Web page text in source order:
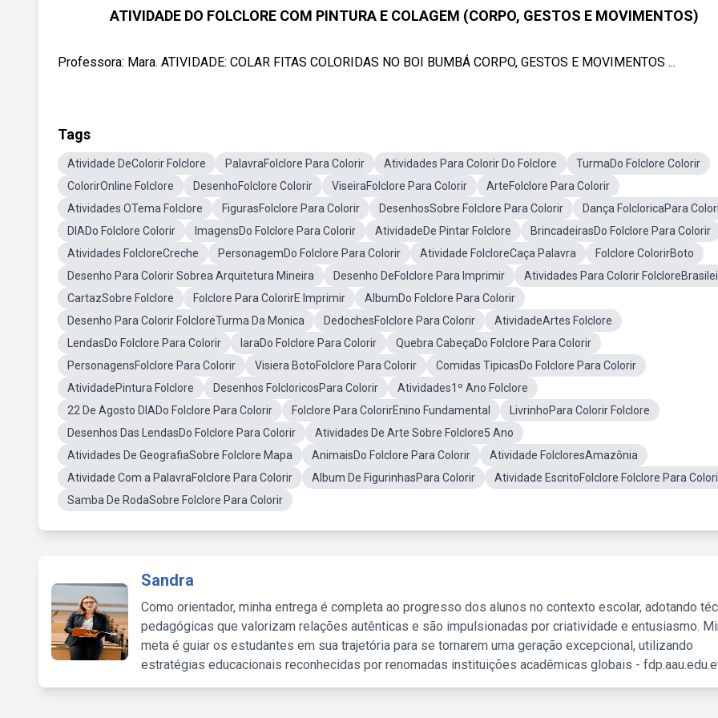
ATIVIDADE DO FOLCLORE COM PINTURA E COLAGEM (CORPO, GESTOS E MOVIMENTOS)
Professora: Mara. ATIVIDADE: COLAR FITAS COLORIDAS NO BOI BUMBÁ CORPO, GESTOS E MOVIMENTOS ...
Tags
Atividade DeColorir Folclore PalavraFolclore Para Colorir Atividades Para Colorir Do Folclore
TurmaDo Folclore Colorir
ColorirOnline Folclore
DesenhoFolclore Colorir ViseiraFolclore Para Colorir
ArteFolclore Para Colorir
Atividades OTema Folclore
FigurasFolclore Para Colorir DesenhosSobre Folclore Para Colorir
Dança FolcloricaPara
DIADo Folclore Colorir
ImagensDo Folclore Para Colorir AtividadeDe Pintar Folclore
BrincadeirasDo Folclore Para Colorir
Atividades FolcloreCreche
PersonagemDo Folclore Para Colorir Atividade FolcloreCaça Palavra
Folclore ColorirBoto
Desenho Para Colorir Sobrea Arquitetura Mineira
Desenho DeFolclore Para Imprimir
Atividades Para Colorir
CartazSobre Folclore
Folclore Para ColorirE Imprimir
AlbumDo Folclore Para Colorir
Desenho Para Colorir FolcloreTurma Da Monica
DedochesFolclore Para Colorir
AtividadeArtes Folclore
LendasDo Folclore Para Colorir
IaraDo Folclore Para Colorir
Quebra CabeçaDo Folclore Para Colorir
PersonagensFolclore Para Colorir
Visiera BotoFolclore Para Colorir
Comidas TipicasDo Folclore Para Colorir
AtividadePintura Folclore
Desenhos FolcloricosPara Colorir
Atividades1º Ano Folclore
22 De Agosto DIADo Folclore Para Colorir
Folclore Para ColorirEnino Fundamental
LivrinhoPara Colorir Folclore
Desenhos Das LendasDo Folclore Para Colorir
Atividades De Arte Sobre Folclore5 Ano
Atividades De GeografiaSobre Folclore Mapa
AnimaisDo Folclore Para Colorir
Atividade FolcloresAmazônia
Atividade Com a PalavraFolclore Para Colorir
Album De FigurinhasPara Colorir
Atividade EscritoFolclore Folclore Para
Samba De RodaSobre Folclore Para Colorir
Sandra
Como orientador, minha entrega é completa ao progresso dos alunos no contexto escolar, adotando
pedagógicas que valorizam relações autênticas e são impulsionadas por criatividade e entusiasmo.
meta é guiar os estudantes em sua trajetória para se tornarem uma geração excepcional, utilizando
estratégias educacionais reconhecidas por renomadas instituições acadêmicas globais -